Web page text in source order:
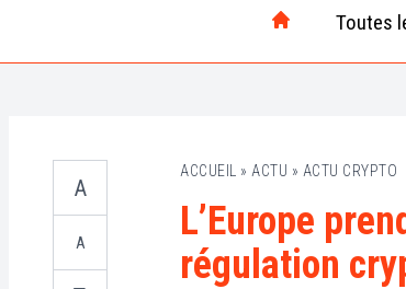
Toutes
A
A
ACCUEIL » ACTU » ACTU CRYPTO
L’Europe
régulation